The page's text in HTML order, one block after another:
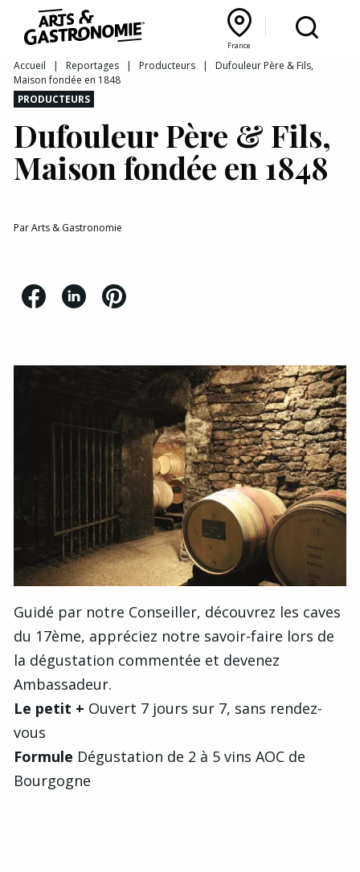
France
Recettes
Reportages
Actualités
Interviews
Bourgogne Franche‑Comté
France
Lyon Rhône‑Alpes
Accueil | Reportages | Producteurs | Dufouleur Père & Fils,
Maison fondée en 1848
PRODUCTEURS
Dufouleur Père & Fils,
Maison fondée en 1848
ParArts & Gastronomie
Guidé par notre Conseiller, découvrez les caves
du 17ème, appréciez notre savoir-faire lors de
la dégustation commentée et devenez
Ambassadeur.
Le petit + Ouvert 7 jours sur 7, sans rendez-
vous
Formule Dégustation de 2 à 5 vins AOC de
Bourgogne